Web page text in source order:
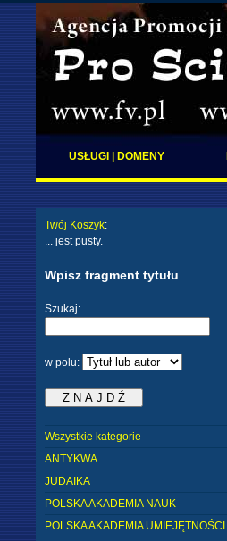
USŁUGI | DOMENY
Twój Koszyk:
... jest pusty.
Wpisz fragment tytułu
Szukaj:
w polu:
Wszystkie kategorie
ANTYKWA
JUDAIKA
POLSKA AKADEMIA NAUK
POLSKA AKADEMIA UMIEJĘTNOŚCI